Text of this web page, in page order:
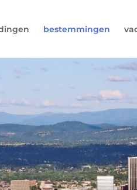
vr van 9u tot 17u).
mailtje sturen.
bestemmingen